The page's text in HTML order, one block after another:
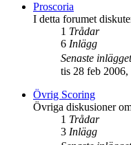
Proscoria
I detta forumet
1 Trådar
6 Inlägg
Senaste inlägget
tis 28 feb 2006,
Övrig Scoring
Övriga diskusioner
1 Trådar
3 Inlägg